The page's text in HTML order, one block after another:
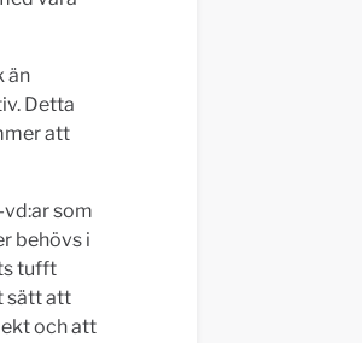
än
Detta
att
som
behövs i
tufft
sätt att
och att